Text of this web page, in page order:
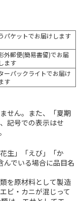
パケットでお届けします
外郵便(簡易書留)でお届
ます
ーパックライトでお届け
す
せん。また、「夏期
記号での表示はせ
生」「えび」「か
んでいる場合に品目名
を原材料として製造
ビ・カニが混じって